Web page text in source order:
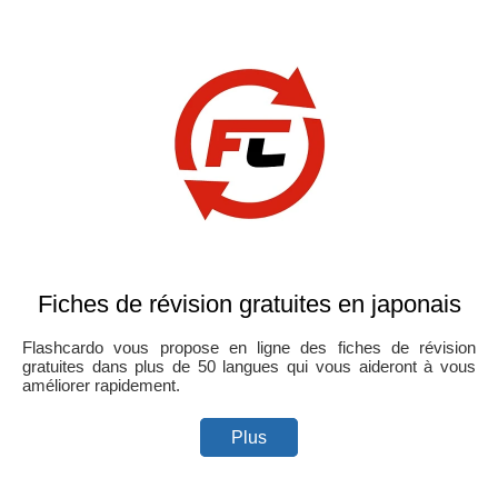
Fiches de révision gratuites en japonais
Flashcardo vous propose en ligne des fiches de révision
gratuites dans plus de 50 langues qui vous aideront à vous
améliorer rapidement.
Plus